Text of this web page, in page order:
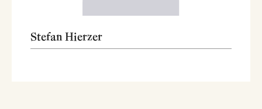
Stefan Hierzer